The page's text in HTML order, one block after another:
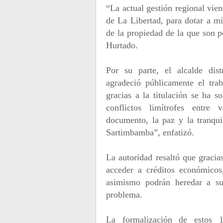
“La actual gestión regional
de La Libertad, para dotar a
de la propiedad de la que son
Hurtado.
Por su parte, el alcalde
agradeció públicamente el
gracias a la titulación se ha
conflictos limítrofes entre
documento, la paz y la
Sartimbamba”, enfatizó.
La autoridad resaltó que
acceder a créditos
asimismo podrán heredar a
problema.
La formalización de estos